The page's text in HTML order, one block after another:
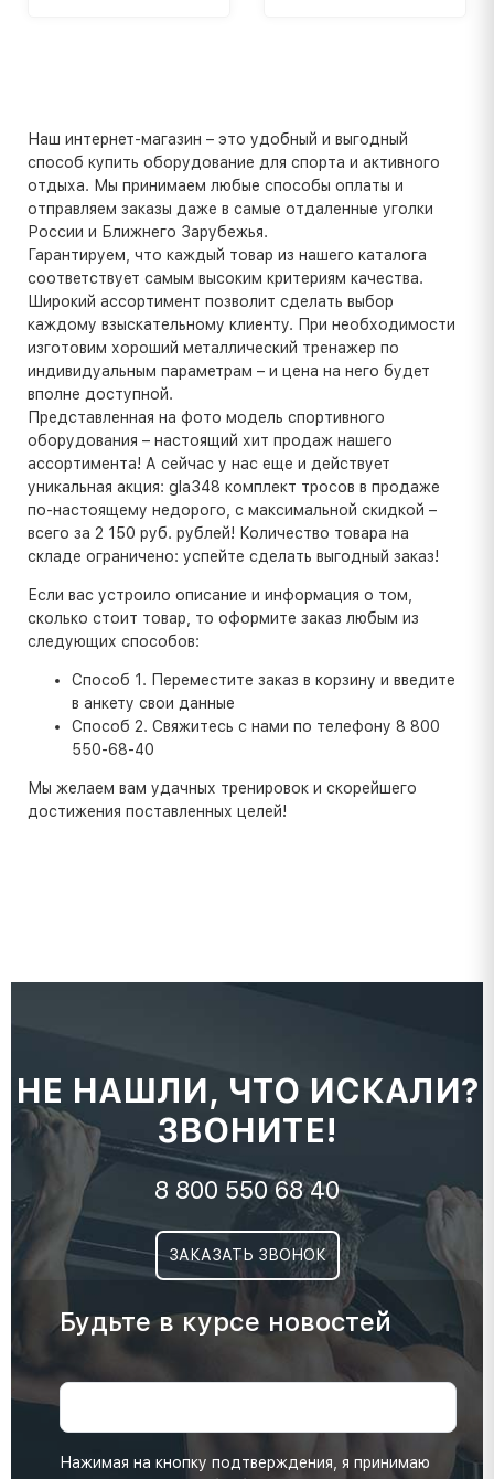
Наш интернет-магазин – это удобный и выгодный
способ купить оборудование для спорта и активного
отдыха. Мы принимаем любые способы оплаты и
отправляем заказы даже в самые отдаленные уголки
России и Ближнего Зарубежья.
Гарантируем, что каждый товар из нашего каталога
соответствует самым высоким критериям качества.
Широкий ассортимент позволит сделать выбор
каждому взыскательному клиенту. При необходимости
изготовим хороший металлический тренажер по
индивидуальным параметрам – и цена на него будет
вполне доступной.
Представленная на фото модель спортивного
оборудования – настоящий хит продаж нашего
ассортимента! А сейчас у нас еще и действует
уникальная акция: gla348 комплект тросов в продаже
по-настоящему недорого, с максимальной скидкой –
всего за 2 150 руб. рублей! Количество товара на
складе ограничено: успейте сделать выгодный заказ!
Если вас устроило описание и информация о том,
сколько стоит товар, то оформите заказ любым из
следующих способов:
Способ 1. Переместите заказ в корзину и введите
в анкету свои данные
Способ 2. Свяжитесь с нами по телефону 8 800
550-68-40
Мы желаем вам удачных тренировок и скорейшего
достижения поставленных целей!
НЕ НАШЛИ, ЧТО ИСКАЛИ?
ЗВОНИТЕ!
8 800 550 68 40
ЗАКАЗАТЬ ЗВОНОК
Будьте в курсе новостей
Нажимая на кнопку подтверждения, я принимаю